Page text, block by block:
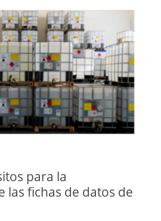
para la
las fichas de datos de